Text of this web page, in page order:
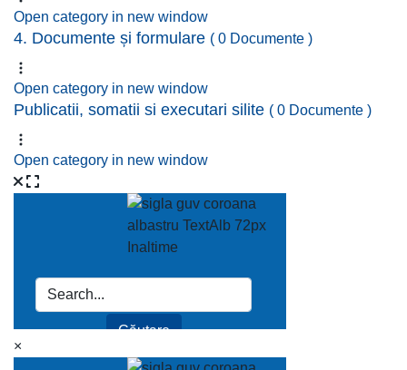
Open category in new window
4. Documente și formulare ( 0 Documente )
Open category in new window
Publicatii, somatii si executari silite ( 0 Documente )
Open category in new window
×